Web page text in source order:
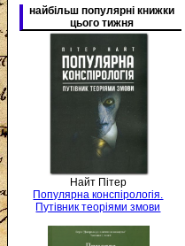
найбільш популярні книжки
цього тижня
Найт Пітер
Популярна конспірологія.
Путівник теоріями змови